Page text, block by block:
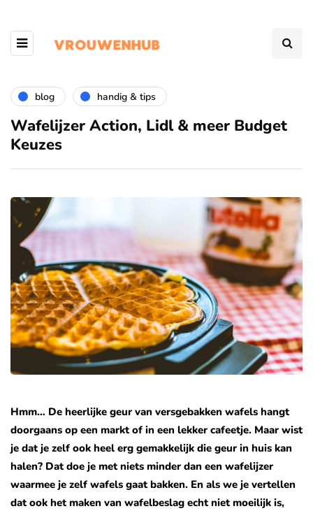
blog handig & tips
Wafelijzer Action, Lidl & meer Budget
Keuzes
Hmm… De heerlijke geur van versgebakken wafels hangt
doorgaans op een markt of in een lekker cafeetje. Maar wist
je dat je zelf ook heel erg gemakkelijk die geur in huis kan
halen? Dat doe je met niets minder dan een wafelijzer
waarmee je zelf wafels gaat bakken. En als we je vertellen
dat ook het maken van wafelbeslag echt niet moeilijk is,